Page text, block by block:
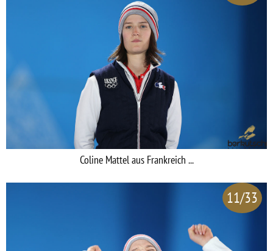
Coline Mattel aus Frankreich ...
11/33